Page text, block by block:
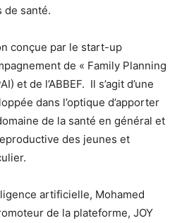
de santé.
conçue par le start-up
de « Family Planning
et de l’ABBEF. Il s’agit d’une
dans l’optique d’apporter
de la santé en général et
des jeunes et
artificielle, Mohamed
de la plateforme, JOY